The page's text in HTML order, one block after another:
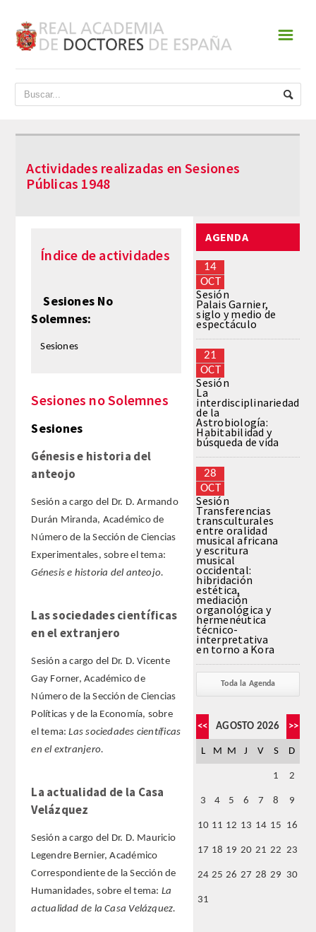
ACADEMIA
DATOS HISTÓRICOS
HISTORIA
ESTATUTOS
REGLAMENTO
SECCIONES
HUMANIDADES
DERECHO
CIENCIAS EXPERIMENTALES
FARMACIA
CIENCIAS POLíTICAS Y DE LA ECONOMíA
INGENIERíA
VETERINARIA
NUMERO
SUPERNUMERARIOS
CORRESPONDIENTES
☰
Actividades realizadas en Sesiones
Públicas 1948
Índice de actividades
Sesiones No
Solemnes:
Sesiones
Sesiones no Solemnes
Sesiones
Génesis e historia del
anteojo
Sesión a cargo del Dr. D. Armando
Durán Miranda, Académico de
Número de la Sección de Ciencias
Experimentales, sobre el tema:
Génesis e historia del anteojo.
Las sociedades científicas
en el extranjero
Sesión a cargo del Dr. D. Vicente
Gay Forner, Académico de
Número de la Sección de Ciencias
Políticas y de la Economía, sobre
el tema:Las sociedades científicas
en el extranjero.
La actualidad de la Casa
Velázquez
Sesión a cargo del Dr. D. Mauricio
Legendre Bernier, Académico
Correspondiente de la Sección de
Humanidades, sobre el tema: La
actualidad de la Casa Velázquez.
AGENDA
14
OCT
Sesión
Palais Garnier,
siglo y medio de
espectáculo
21
OCT
Sesión
La
interdisciplinariedad
de la
Astrobiología:
Habitabilidad y
búsqueda de vida
28
OCT
Sesión
Transferencias
transculturales
entre oralidad
musical africana
y escritura
musical
occidental:
hibridación
estética,
mediación
organológica y
hermenéutica
técnico-
interpretativa
en torno a Kora
Toda la Agenda
<< AGOSTO 2026 >>
L M M J V S D
1 2
3 4 5 6 7 8 9
10 11 12 13 14 15 16
17 18 19 20 21 22 23
24 25 26 27 28 29 30
31